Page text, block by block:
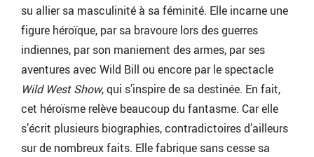
su allier sa masculinité à sa féminité. Elle incarne une
figure héroïque, par sa bravoure lors des guerres
indiennes, par son maniement des armes, par ses
aventures avec Wild Bill ou encore par le spectacle
Wild West Show, qui s’inspire de sa destinée. En fait,
cet héroïsme relève beaucoup du fantasme. Car elle
s’écrit plusieurs biographies, contradictoires d’ailleurs
sur de nombreux faits. Elle fabrique sans cesse sa